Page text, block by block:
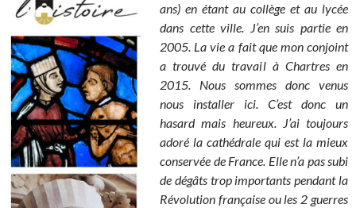
ans) en étant au collège et au lycée
dans cette ville. J’en suis partie en
2005. La vie a fait que mon conjoint
a trouvé du travail à Chartres en
2015. Nous sommes donc venus
nous installer ici. C’est donc un
hasard mais heureux. J’ai toujours
adoré la cathédrale qui est la mieux
conservée de France. Elle n’a pas subi
de dégâts trop importants pendant la
Révolution française ou les 2 guerres